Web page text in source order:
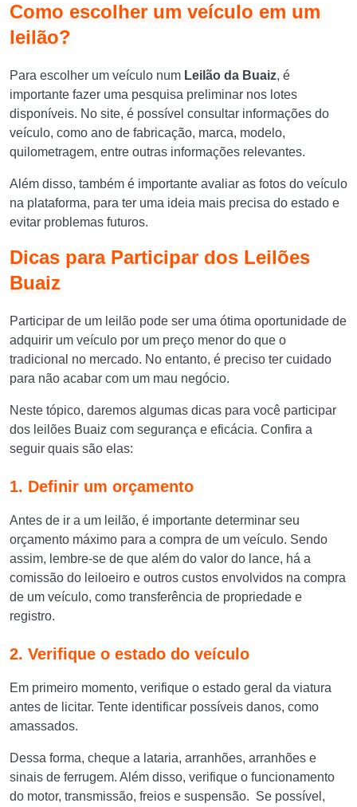
Como escolher um veículo em um
leilão?
Para escolher um veículo num Leilão da Buaiz, ​​é
importante fazer uma pesquisa preliminar nos lotes
disponíveis. No site, é possível consultar informações do
veículo, como ano de fabricação, marca, modelo,
quilometragem, entre outras informações relevantes.
Além disso, também é importante avaliar as fotos do veículo
na plataforma, para ter uma ideia mais precisa do estado e
evitar problemas futuros.
Dicas para Participar dos Leilões
Buaiz
Participar de um leilão pode ser uma ótima oportunidade de
adquirir um veículo por um preço menor do que o
tradicional no mercado. No entanto, é preciso ter cuidado
para não acabar com um mau negócio.
Neste tópico, daremos algumas dicas para você participar
dos leilões Buaiz com segurança e eficácia. Confira a
seguir quais são elas:
1. Definir um orçamento
Antes de ir a um leilão, é importante determinar seu
orçamento máximo para a compra de um veículo. Sendo
assim, lembre-se de que além do valor do lance, há a
comissão do leiloeiro e outros custos envolvidos na compra
de um veículo, como transferência de propriedade e
registro.
2. Verifique o estado do veículo
Em primeiro momento, verifique o estado geral da viatura
antes de licitar. Tente identificar possíveis danos, como
amassados.
Dessa forma, cheque a lataria, arranhões, arranhões e
sinais de ferrugem. Além disso, verifique o funcionamento
do motor, transmissão, freios e suspensão. Se possível,